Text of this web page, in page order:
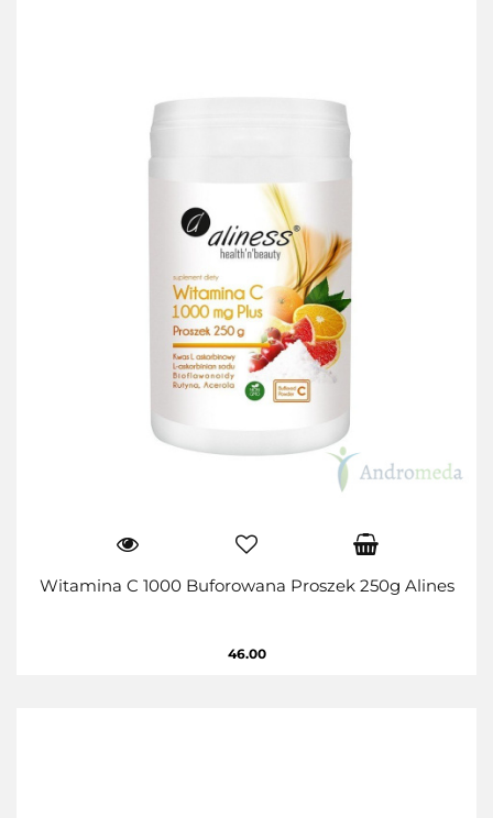
Witamina C 1000 Buforowana Proszek 250g Alines
46.00